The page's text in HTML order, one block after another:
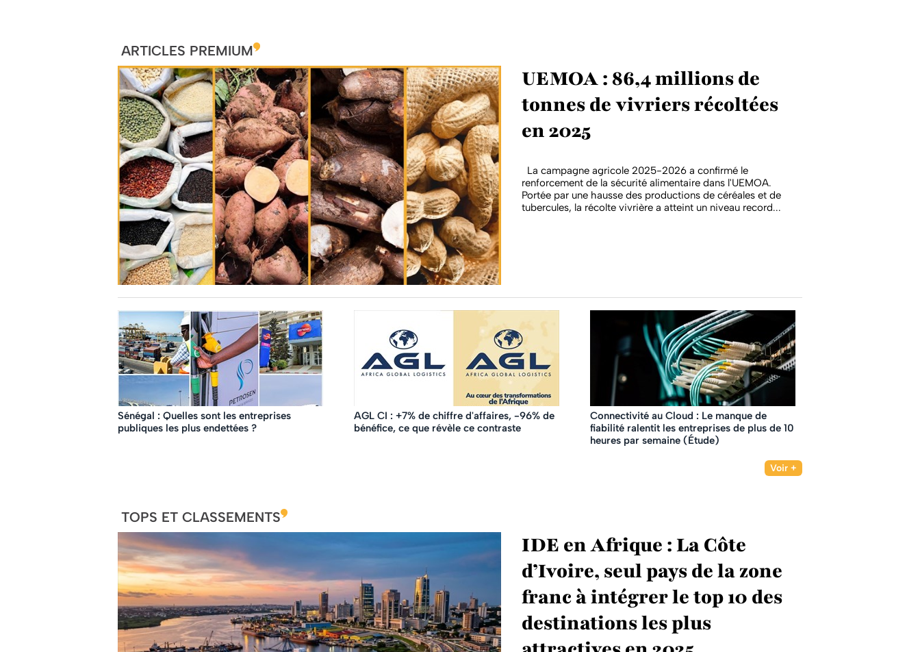
ARTICLES PREMIUM
UEMOA : 86,4 millions de
tonnes de vivriers récoltées
en 2025
La campagne agricole 2025-2026 a confirmé le
renforcement de la sécurité alimentaire dans l'UEMOA.
Portée par une hausse des productions de céréales et de
tubercules, la récolte vivrière a atteint un niveau record...
Sénégal : Quelles sont les entreprises
publiques les plus endettées ?
AGL CI : +7% de chiffre d'affaires, -96% de
bénéfice, ce que révèle ce contraste
Connectivité au Cloud : Le manque de
fiabilité ralentit les entreprises de plus de 10
heures par semaine (Étude)
Voir +
TOPS ET CLASSEMENTS
IDE en Afrique : La Côte
d’Ivoire, seul pays de la zone
franc à intégrer le top 10 des
destinations les plus